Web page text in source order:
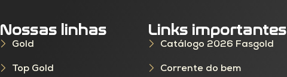
Nossas linhas
Gold
Top Gold
Links importantes
Catálogo 2026 Fasgold
Corrente do bem